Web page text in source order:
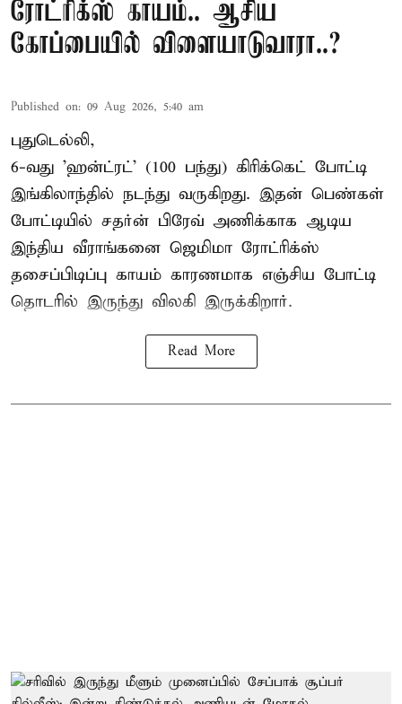
ரோட்ரிக்ஸ் காயம்.. ஆசிய
கோப்பையில் விளையாடுவாரா..?
Published on: 09 Aug 2026, 5:40 am
புதுடெல்லி,
6-வது 'ஹன்ட்ரட்' (100 பந்து) கிரிக்கெட் போட்டி
இங்கிலாந்தில் நடந்து வருகிறது. இதன் பெண்கள்
போட்டியில் சதர்ன் பிரேவ் அணிக்காக ஆடிய
இந்திய வீராங்கனை ஜெமிமா ரோட்ரிக்ஸ்
தசைப்பிடிப்பு காயம் காரணமாக எஞ்சிய போட்டி
தொடரில் இருந்து விலகி இருக்கிறார்.
Read More